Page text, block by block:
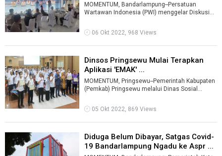
MOMENTUM, Bandarlampung--Persatuan
Wartawan Indonesia (PWI) menggelar Diskusi
06 Okt 2022, 968 Views
Dinsos Pringsewu Mulai Terapkan
Aplikasi 'EMAK' ...
MOMENTUM, Pringsewu--Pemerintah Kabupaten
(Pemkab) Pringsewu melalui Dinas Sosial
...
05 Okt 2022, 869 Views
Diduga Belum Dibayar, Satgas Covid-
19 Bandarlampung Ngadu ke Aspr ...